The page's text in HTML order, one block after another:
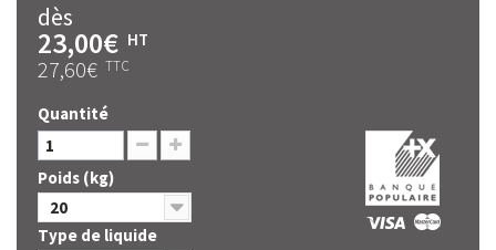
dès
23,00€ HT
27,60€ TTC
Quantité
Poids (kg)
20
Type de liquide